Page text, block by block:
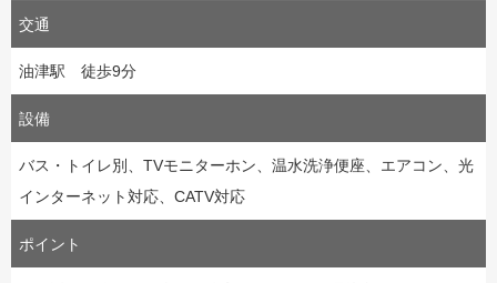
交通
油津駅 徒歩9分
設備
バス・トイレ別、TVモニターホン、温水洗浄便座、エアコン、光
インターネット対応、CATV対応
ポイント